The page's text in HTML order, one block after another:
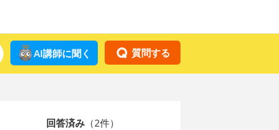
質問する
AI講師に聞く
回答済み（2件）